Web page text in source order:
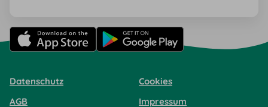
Datenschutz
Cookies
AGB
Impressum